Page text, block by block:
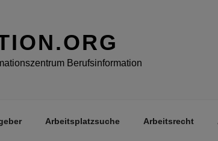
Berufsinformation
Arbeitsplatzsuche Arbeitsrecht